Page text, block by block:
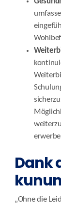
Dank
„Ohne die